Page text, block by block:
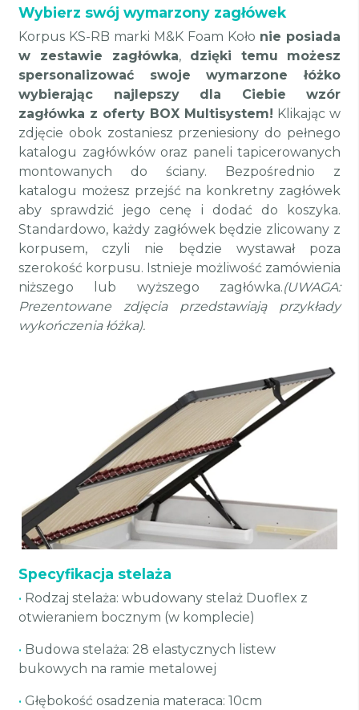
Wybierz swój wymarzony zagłówek
Korpus KS-RB marki M&K Foam Koło nie posiada
w zestawie zagłówka, dzięki temu
możesz
spersonalizować swoje wymarzone łóżko
wybierając najlepszy dla Ciebie wzór
zagłówka z oferty BOX Multisystem! Klikając w
zdjęcie obok zostaniesz przeniesiony do pełnego
katalogu zagłówków oraz paneli tapicerowanych
montowanych do ściany. Bezpośrednio z
katalogu możesz przejść na konkretny zagłówek
aby sprawdzić jego cenę i dodać do koszyka.
Standardowo, każdy zagłówek będzie zlicowany z
korpusem, czyli nie będzie wystawał poza
szerokość korpusu. Istnieje możliwość zamówienia
niższego lub wyższego zagłówka.(UWAGA:
Prezentowane zdjęcia przedstawiają przykłady
wykończenia łóżka).
Specyfikacja stelaża
• Rodzaj stelaża: wbudowany stelaż Duoflex z
otwieraniem bocznym (w komplecie)
• Budowa stelaża: 28 elastycznych listew
bukowych na ramie metalowej
• Głębokość osadzenia materaca: 10cm